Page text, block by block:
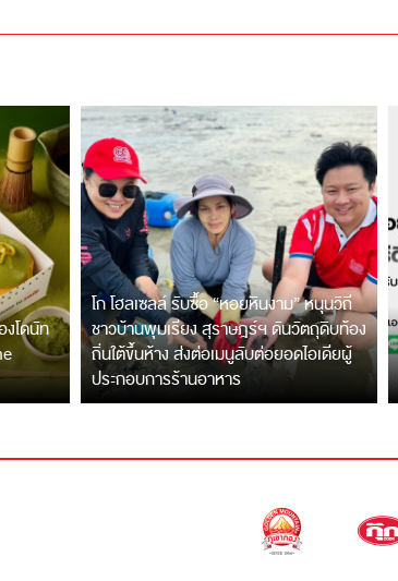
โดนัท
โก โฮลเซลล์ รับซื้อ “หอยหินงาม” หนุนวิถี
ชาวบ้านพุมเรียง สุราษฎร์ฯ ดันวัตถุดิบท้อง
ถิ่นใต้ขึ้นห้าง ส่งต่อเมนูลับต่อยอดไอเดียผู้
ประกอบการร้านอาหาร